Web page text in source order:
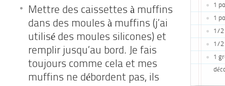
1
1
1/2
1/2
1
Mettre des caissettes à muffins
dans des moules à muffins (j’ai
utilisé des moules silicones) et
remplir jusqu’au bord. Je fais
toujours comme cela et mes
muffins ne débordent pas, ils